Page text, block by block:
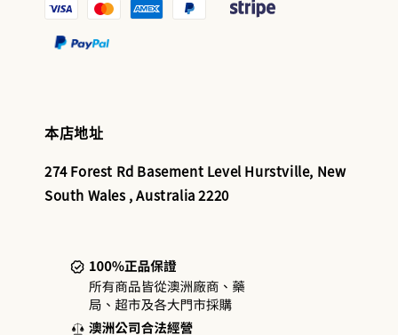
本店地址
274 Forest Rd Basement Level Hurstville, New
South Wales , Australia 2220